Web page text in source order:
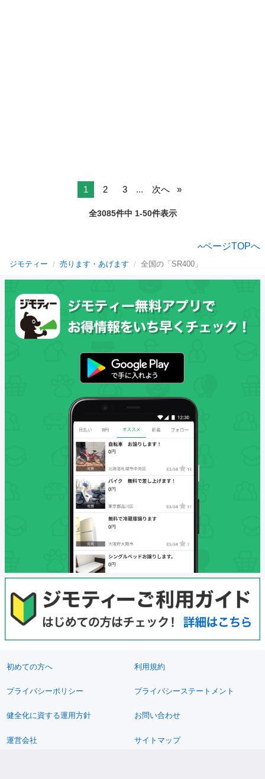
1 2 3 ... 次へ
全3085件中 1-50件表示
ページTOPへ
ジモティー 売ります・あげます 全国の「SR400」
初めての方へ 利用規約
プライバシーポリシー プライバシーステートメント
健全化に資する運用方針 お問い合わせ
運営会社 サイトマップ